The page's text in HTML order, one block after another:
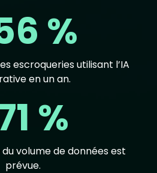
%
escroqueries utilisant l’IA
en un an.
%
volume de données est
prévue.